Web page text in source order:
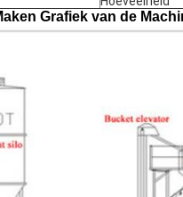
Grafiek van de